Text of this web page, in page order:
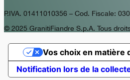
P.IVA. 01411010356 – Cod. Fiscale:
© 2025 GranitiFiandre S.p.A. Tous
Notification lors de la
Vos choix en matière